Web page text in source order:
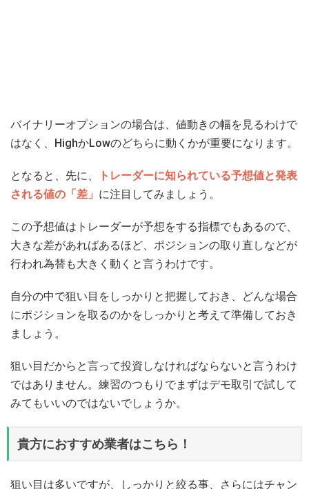
バイナリーオプションの場合は、値動きの幅を見るわけで
はなく、HighかLowのどちらに動くかが重要になります。
となると、先に、
トレーダーに知られている予想値と発表
される値の「差」 に注目してみましょう。
この予想値はトレーダーが予想をする指標でもあるので、
大きな差があればあるほど、ポジションの取り直しなどが
行われ為替も大きく動くと言うわけです。
自分の中で狙い目をしっかりと把握しておき、どんな場合
にポジションを取るのかをしっかりと考えて準備しておき
ましょう。
狙い目だからと言って投資しなければならないと言うわけ
ではありません。練習のつもりでまずはデモ取引で試して
みてもいいのではないでしょうか。
貴方におすすめ業者はこちら！
狙い目は多いですが、しっかりと絞る事、さらにはチャン